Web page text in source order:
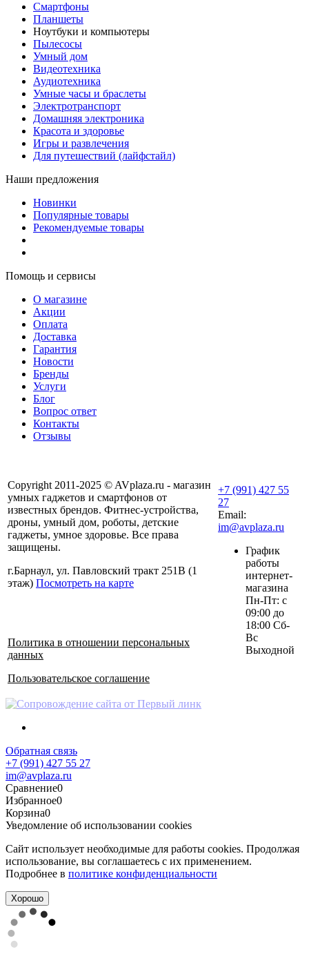
Смартфоны
Планшеты
Ноутбуки и компьютеры
Пылесосы
Умный дом
Видеотехника
Аудиотехника
Умные часы и браслеты
Электротранспорт
Домашняя электроника
Красота и здоровье
Игры и развлечения
Для путешествий (лайфстайл)
Наши предложения
Новинки
Популярные товары
Рекомендуемые товары
Помощь и сервисы
О магазине
Акции
Оплата
Доставка
Гарантия
Новости
Бренды
Услуги
Блог
Вопрос ответ
Контакты
Отзывы
Copyright 2011-2025 © AVplaza.ru - магазин
умных гаджетов и смартфонов от
известных брендов. Фитнес-устройства,
дроны, умный дом, роботы, детские
гаджеты, умное здоровье. Все права
защищены.
г.Барнаул, ул. Павловский тракт 251В (1
этаж) Посмотреть на карте
Политика в отношении персональных
данных
Пользовательское соглашение
+7 (991) 427 55
27
Email:
im@avplaza.ru
График
работы
интернет-
магазина
Пн-Пт: с
09:00 до
18:00 Сб-
Вс
Выходной
Обратная связь
+7 (991) 427 55 27
im@avplaza.ru
Сравнение0
Избранное0
Корзина0
Уведомление об использовании cookies
Сайт использует необходимые для работы cookies. Продолжая
использование, вы соглашаетесь с их применением.
Подробнее в политике конфиденциальности
Хорошо